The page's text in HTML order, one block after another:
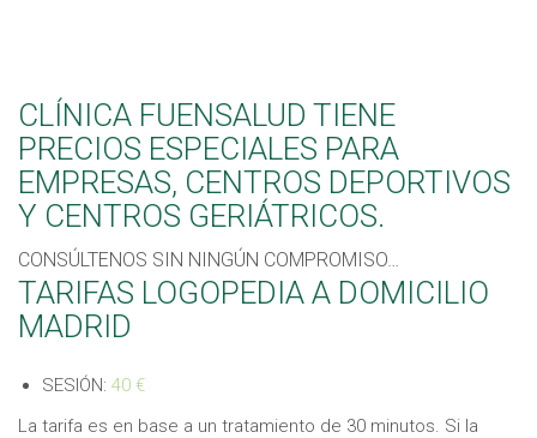
CLÍNICA FUENSALUD TIENE
PRECIOS ESPECIALES PARA
EMPRESAS, CENTROS DEPORTIVOS
Y CENTROS GERIÁTRICOS.
CONSÚLTENOS SIN NINGÚN COMPROMISO…
TARIFAS LOGOPEDIA A DOMICILIO
MADRID
SESIÓN: 40 €
La tarifa es en base a un tratamiento de 30 minutos. Si la